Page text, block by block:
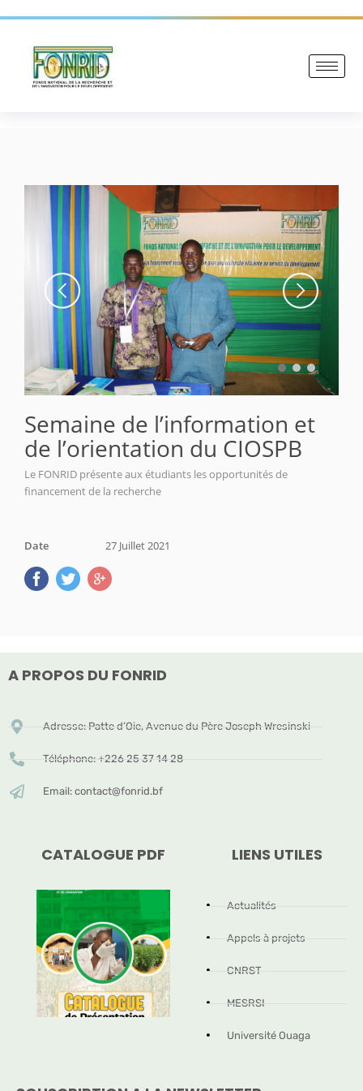
Semaine de l’information et
de l’orientation du CIOSPB
Le FONRID présente aux étudiants les opportunités de
financement de la recherche
Date 27 Juillet 2021
A PROPOS DU FONRID
Adresse: Patte d’Oie, Avenue du Père Joseph Wresinski
Téléphone: +226 25 37 14 28
Email: contact@fonrid.bf
CATALOGUE PDF LIENS UTILES
Actualités
Appels à projets
CNRST
MESRSI
Université Ouaga